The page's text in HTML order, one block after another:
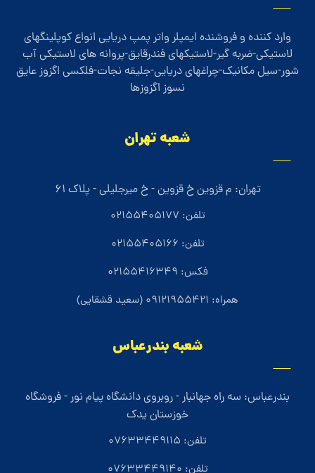
وارد کننده و فروشنده ایمپلر واتر پمپ دریایی انواع کوپلینگهای
لاستیکی-ضربه گیر-لاستیکهای فندرقایق-پروانه های لاستیکی آب
شور-سیل مکانیک-چراغهای دریایی-جلیقه نجات-فلکسی اگزوز عایق
نسوز اگزوزها
شعبه تهران
تهران: م قزوین خ قزوین - خ میرجلیلی - پلاک 61
تلفن: 02155405177
تلفن: 02155405166
فکس: 02155416349
همراه: 09121955421 (سعید قشقایی)
شعبه بندرعباس
بندرعباس: سه راه جهانبار - روبروی دانشگاه پیام نور - فروشگاه
خوزستان یدک
تلفن: 07633449115